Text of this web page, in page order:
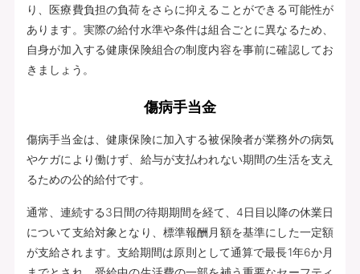
り、医療費負担の負荷をさらに抑えることができる可能性が
あります。実際の給付水準や条件は組合ごとに異なるため、
自身が加入する健康保険組合の制度内容を事前に確認してお
きましょう。
傷病手当金
傷病手当金は、健康保険に加入する被保険者が業務外の病気
やケガにより働けず、給与が支払われない期間の生活を支え
るための公的給付です。
通常、連続する3日間の待期期間を経て、4日目以降の休業日
について支給対象となり、標準報酬月額を基準にした一定額
が支給されます。支給期間は原則として通算で最長1年6か月